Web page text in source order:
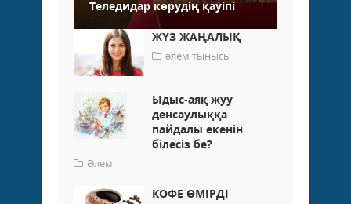
Теледидар көрудің қауіпі
ЖҮЗ ЖАҢАЛЫҚ
әлем тынысы
Ыдыс-аяқ жуу
денсаулыққа
пайдалы екенін
білесіз бе?
Әлем
КОФЕ ӨМІРДІ